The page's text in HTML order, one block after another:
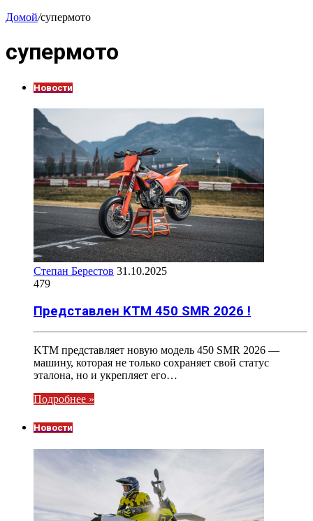
Домой/супермото
супермото
Новости
Степан Берестов 31.10.2025
479
Представлен KTM 450 SMR 2026 !
KTM представляет новую модель 450 SMR 2026 —
машину, которая не только сохраняет свой статус
эталона, но и укрепляет его…
Подробнее »
Новости